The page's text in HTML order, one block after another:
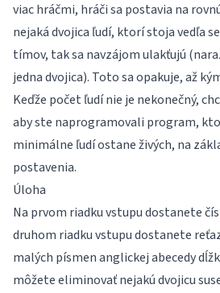
viac hráčmi, hráči sa postavia na
nejaká dvojica ľudí, ktorí stoja vedľa
tímov, tak sa navzájom ulakťujú
jedna dvojica). Toto sa opakuje, až
Keďže počet ľudí nie je nekonečný,
aby ste naprogramovali program,
minimálne ľudí ostane živých, na
postavenia.
Úloha
Na prvom riadku vstupu dostanete
druhom riadku vstupu dostanete
malých písmen anglickej abecedy
môžete eliminovať nejakú dvojicu